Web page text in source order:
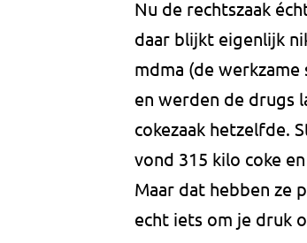
Nu de rechtszaak
daar blijkt eigenlijk
mdma (de
en werden de drugs
cokezaak hetzelfde.
vond 315 kilo coke
Maar dat hebben ze
echt iets om je druk